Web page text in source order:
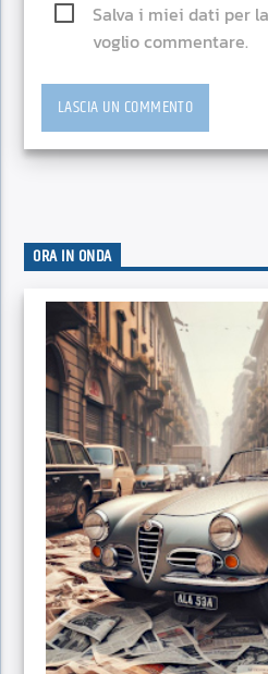
Salva i miei dati per
voglio commentare.
ORA IN ONDA